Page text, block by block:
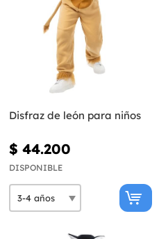
Disfraz de león para niños
$ 44.200
DISPONIBLE